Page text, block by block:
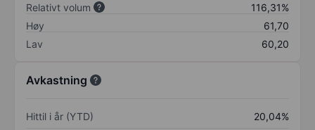
Relativt volum
116,31%
Høy
61,70
Lav
60,20
Avkastning
Hittil i år (YTD)
20,04%